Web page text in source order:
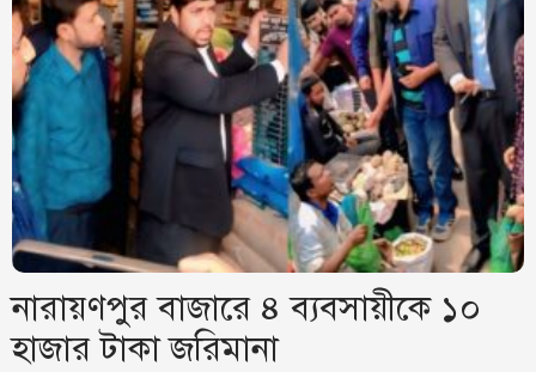
নারায়ণপুর বাজারে ৪ ব্যবসায়ীকে ১০
হাজার টাকা জরিমানা